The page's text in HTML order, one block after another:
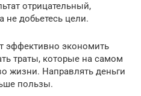
отрицательный,
не добьетесь цели.
эффективно экономить
траты, которые на самом
жизни. Направлять деньги
пользы.